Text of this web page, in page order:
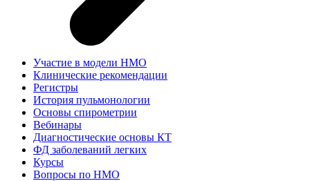
Участие в модели НМО
Клинические рекомендации
Регистры
История пульмонологии
Основы спирометрии
Вебинары
Диагностические основы КТ
ФД заболеваний легких
Курсы
Вопросы по НМО